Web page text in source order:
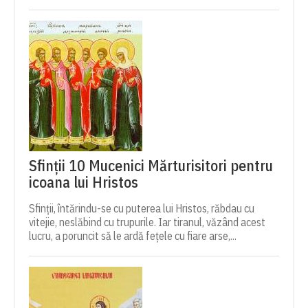
Sfinții 10 Mucenici Mărturisitori pentru
icoana lui Hristos
Sfinții, întărindu-se cu puterea lui Hristos, răbdau cu
vitejie, neslăbind cu trupurile. Iar tiranul, văzând acest
lucru, a poruncit să le ardă fețele cu fiare arse,...